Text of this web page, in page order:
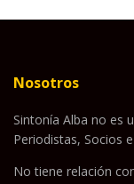
Nosotros
Sintonía Alba no es
Periodistas, Socios
No tiene relación